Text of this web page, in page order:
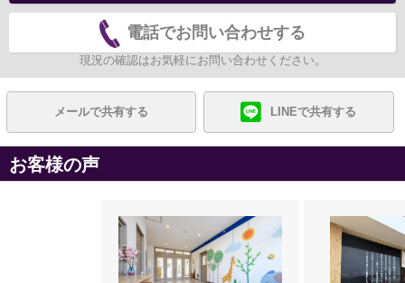
電話でお問い合わせする
現況の確認はお気軽にお問い合わせください。
メールで共有する LINEで共有する
お客様の声